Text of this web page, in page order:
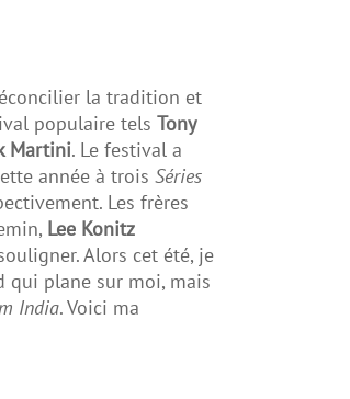
la tradition et
populaire tels Tony
Martini. Le festival a
année à trois Séries
Les frères
Lee Konitz
Alors cet été, je
qui plane sur moi, mais
India. Voici ma